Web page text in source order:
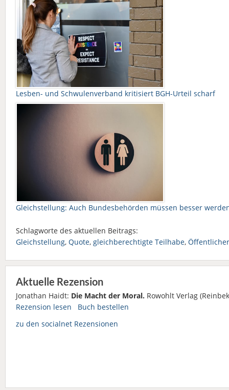
Lesben- und Schwulenverband kritisiert BGH-Urteil scharf
Gleichstellung: Auch Bundesbehörden müssen besser
Schlagworte des aktuellen Beitrags:
Gleichstellung, Quote, gleichberechtigte Teilhabe,
Aktuelle Rezension
Jonathan Haidt: Die Macht der Moral. Rowohlt Verlag
Rezension lesen
Buch bestellen
zu den socialnet Rezensionen